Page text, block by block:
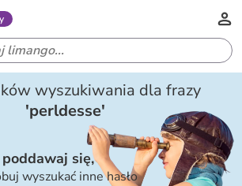
wyszukiwania dla frazy
'perldesse'
się,
wyszukać inne hasło